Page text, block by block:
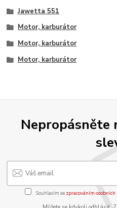
Jawetta 551
Motor, karburátor
Motor, karburátor
Motor, karburátor
Nepropásněte
Souhlasím se zpracováním osobních